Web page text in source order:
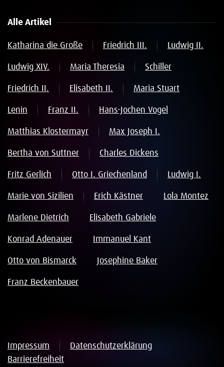
Alle Artikel
Katharina die Große Friedrich III. Ludwig II.
Ludwig XIV. Maria Theresia Schiller
Friedrich II. Elisabeth II. Maria Stuart
Lenin Franz II. Hans-Jochen Vogel
Matthias Klostermayr Max Joseph I.
Bertha von Suttner Charles Dickens
Fritz Gerlich Otto I. Griechenland Ludwig I.
Marie von Sizilien Erich Kästner Lola Montez
Marlene Dietrich Elisabeth Gabriele
Konrad Adenauer Immanuel Kant
Otto von Bismarck Josephine Baker
Franz Beckenbauer
Impressum
Datenschutzerklärung
Barrierefreiheit